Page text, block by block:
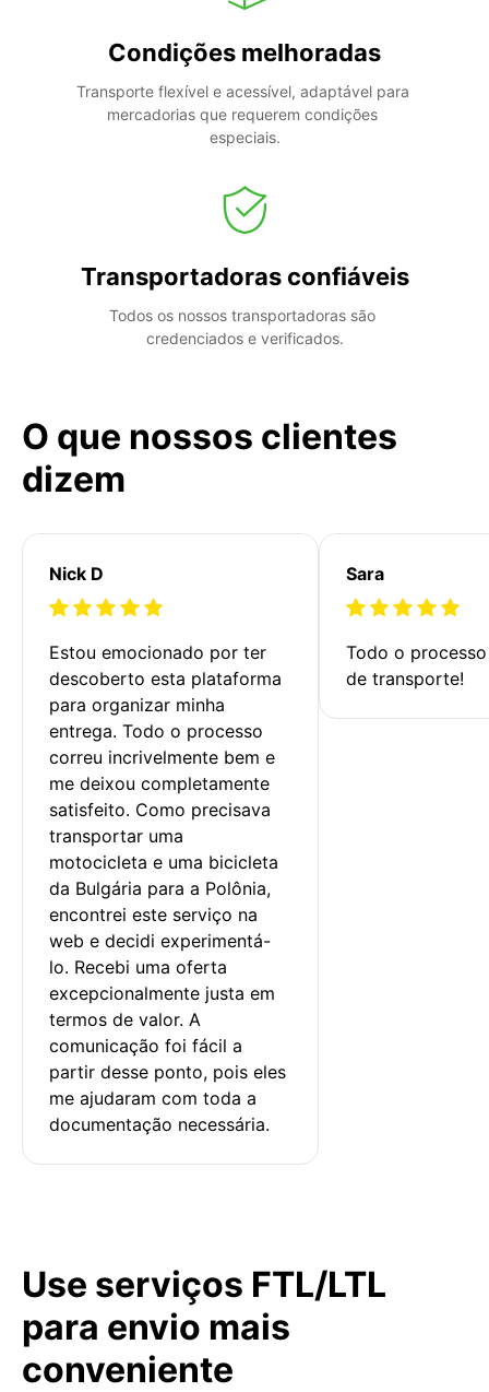
Condições melhoradas
Transporte flexível e acessível, adaptável para
mercadorias que requerem condições
especiais.
Transportadoras confiáveis
Todos os nossos transportadoras são
credenciados e verificados.
O que nossos clientes
dizem
Nick D
Estou emocionado por ter
descoberto esta plataforma
para organizar minha
entrega. Todo o processo
correu incrivelmente bem e
me deixou completamente
satisfeito. Como precisava
transportar uma
motocicleta e uma bicicleta
da Bulgária para a Polônia,
encontrei este serviço na
web e decidi experimentá-
lo. Recebi uma oferta
excepcionalmente justa em
termos de valor. A
comunicação foi fácil a
partir desse ponto, pois eles
me ajudaram com toda a
documentação necessária.
Sara
Todo o
de transporte!
Use serviços FTL/LTL
para envio mais
conveniente